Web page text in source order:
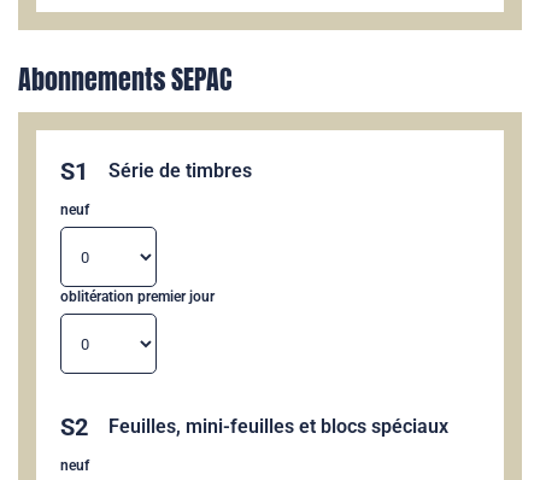
Abonnements SEPAC
S1 Série de timbres
neuf
oblitération premier jour
S2 Feuilles, mini-feuilles et blocs spéciaux
neuf